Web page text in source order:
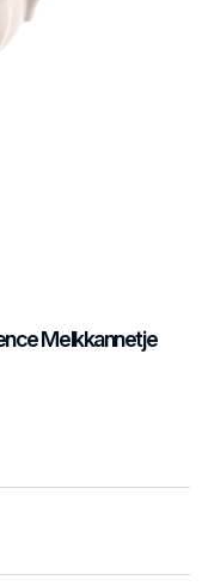
Melkkannetje